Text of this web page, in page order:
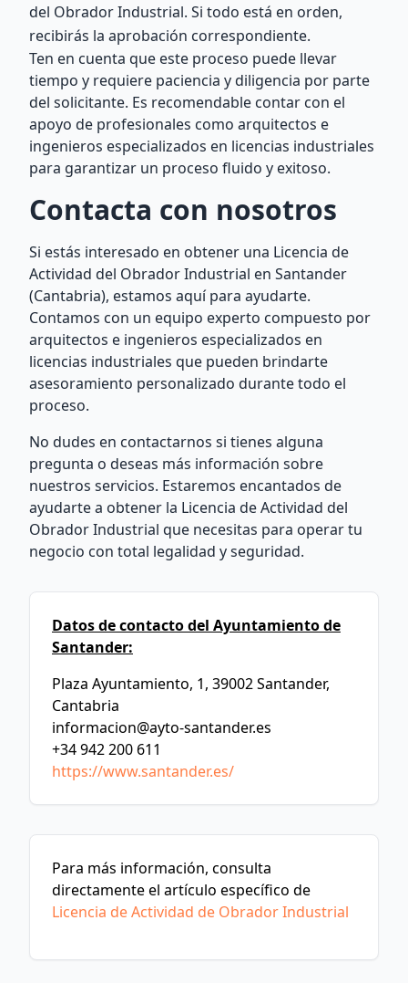
del Obrador Industrial. Si todo está en orden,
recibirás la aprobación correspondiente.
Ten en cuenta que este proceso puede llevar
tiempo y requiere paciencia y diligencia por parte
del solicitante. Es recomendable contar con el
apoyo de profesionales como arquitectos e
ingenieros especializados en licencias industriales
para garantizar un proceso fluido y exitoso.
Contacta con nosotros
Si estás interesado en obtener una Licencia de
Actividad del Obrador Industrial en Santander
(Cantabria), estamos aquí para ayudarte.
Contamos con un equipo experto compuesto por
arquitectos e ingenieros especializados en
licencias industriales que pueden brindarte
asesoramiento personalizado durante todo el
proceso.
No dudes en contactarnos si tienes alguna
pregunta o deseas más información sobre
nuestros servicios. Estaremos encantados de
ayudarte a obtener la Licencia de Actividad del
Obrador Industrial que necesitas para operar tu
negocio con total legalidad y seguridad.
Datos de contacto del Ayuntamiento de
Santander:
Plaza Ayuntamiento, 1, 39002 Santander,
Cantabria
informacion@ayto-santander.es
+34 942 200 611
https://www.santander.es/
Para más información, consulta
directamente el artículo específico de
Licencia de Actividad de Obrador Industrial